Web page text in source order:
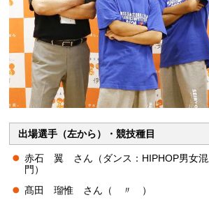
出場選手（左から）・競技種目
赤石 翼 さん（ダンス：HIPHOP男女混
門）
髙田 瑠惟 さん（ 〃 ）